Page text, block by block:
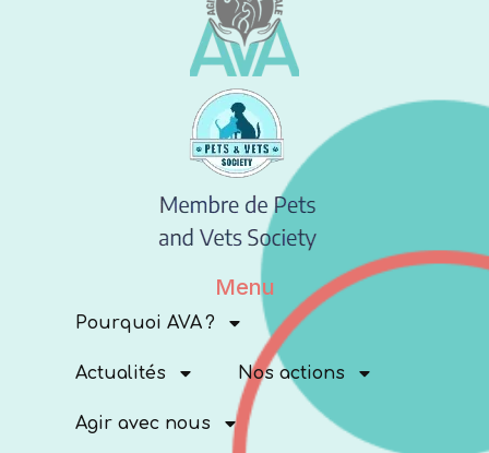
Menu
Pourquoi AVA ?
Actualités Nos actions
Agir avec nous